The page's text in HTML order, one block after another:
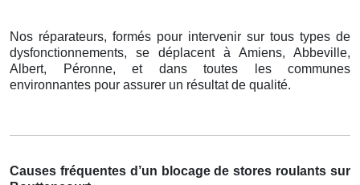
Nos réparateurs, formés pour intervenir sur tous types de
dysfonctionnements, se déplacent à Amiens, Abbeville,
Albert, Péronne, et dans toutes les communes
environnantes pour assurer un résultat de qualité.
Causes fréquentes d’un blocage de stores roulants sur